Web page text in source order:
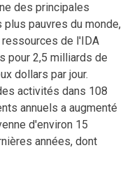
des principales
pauvres du monde,
de l'IDA
pour 2,5 milliards de
dollars par jour.
activités dans 108
annuels a augmenté
d'environ 15
années, dont